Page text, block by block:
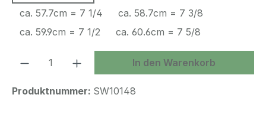
ca. 57.7cm = 7 1/4
ca. 58.7cm = 7 3/8
ca. 59.9cm = 7 1/2
ca. 60.6cm = 7 5/8
Produkt Anzahl: Gib denIn den Warenkorb
Produktnummer: SW10148